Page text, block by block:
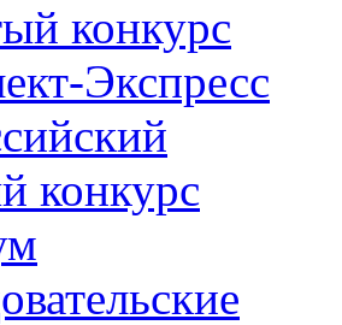
конкурс
Экспресс
конкурс